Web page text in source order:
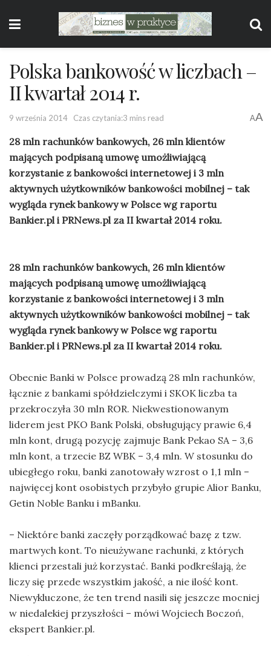
Polska bankowość w liczbach –
II kwartał 2014 r.
9 września 2014 Czas czytania:3 mins read AA
28 mln rachunków bankowych, 26 mln klientów
mających podpisaną umowę umożliwiającą
korzystanie z bankowości internetowej i 3 mln
aktywnych użytkowników bankowości mobilnej – tak
wygląda rynek bankowy w Polsce wg raportu
Bankier.pl i PRNews.pl za II kwartał 2014 roku.
28 mln rachunków bankowych, 26 mln klientów
mających podpisaną umowę umożliwiającą
korzystanie z bankowości internetowej i 3 mln
aktywnych użytkowników bankowości mobilnej – tak
wygląda rynek bankowy w Polsce wg raportu
Bankier.pl i PRNews.pl za II kwartał 2014 roku.
Obecnie Banki w Polsce prowadzą 28 mln rachunków,
łącznie z bankami spółdzielczymi i SKOK liczba ta
przekroczyła 30 mln ROR. Niekwestionowanym
liderem jest PKO Bank Polski, obsługujący prawie 6,4
mln kont, drugą pozycję zajmuje Bank Pekao SA – 3,6
mln kont, a trzecie BZ WBK – 3,4 mln. W stosunku do
ubiegłego roku, banki zanotowały wzrost o 1,1 mln –
najwięcej kont osobistych przybyło grupie Alior Banku,
Getin Noble Banku i mBanku.
– Niektóre banki zaczęły porządkować bazę z tzw.
martwych kont. To nieużywane rachunki, z których
klienci przestali już korzystać. Banki podkreślają, że
liczy się przede wszystkim jakość, a nie ilość kont.
Niewykluczone, że ten trend nasili się jeszcze mocniej
w niedalekiej przyszłości – mówi Wojciech Boczoń,
ekspert Bankier.pl.